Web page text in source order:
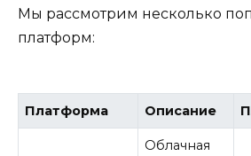
Мы рассмотрим несколько
платформ:
Платформа Описание
Облачная